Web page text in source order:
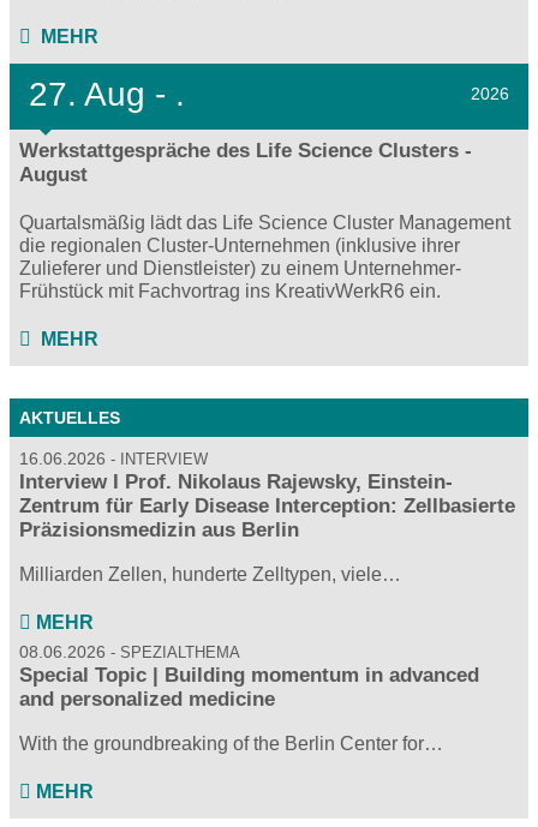
MEHR
27. Aug - . 2026
Werkstattgespräche des Life Science Clusters -
August
Quartalsmäßig lädt das Life Science Cluster Management
die regionalen Cluster-Unternehmen (inklusive ihrer
Zulieferer und Dienstleister) zu einem Unternehmer-
Frühstück mit Fachvortrag ins KreativWerkR6 ein.
MEHR
AKTUELLES
16.06.2026 INTERVIEW
Interview I Prof. Nikolaus Rajewsky, Einstein-
Zentrum für Early Disease Interception: Zellbasierte
Präzisionsmedizin aus Berlin
Milliarden Zellen, hunderte Zelltypen, viele…
MEHR
08.06.2026 SPEZIALTHEMA
Special Topic | Building momentum in advanced
and personalized medicine
With the groundbreaking of the Berlin Center for…
MEHR